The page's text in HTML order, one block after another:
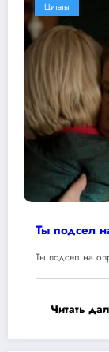
Цитаты
Ты подсел
Ты подсел на
Читать